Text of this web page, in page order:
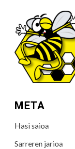
META
Hasi saioa
Sarreren jarioa